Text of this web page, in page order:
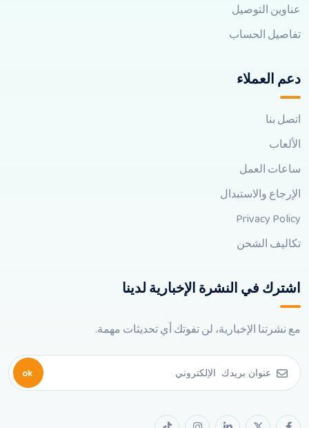
عناوين التوصيل
تفاصيل الحساب
دعم العملاء
اتصل بنا
الألعاب
ساعات العمل
الإرجاع والاستبدال
Privacy Policy
تكاليف الشحن
اشترك في النشرة الإخبارية لدينا
مع نشرتنا الإخبارية، لن تفوتك أي تحديثات مهمة.
ok